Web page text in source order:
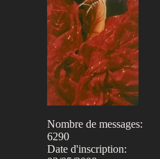
Nombre de messages:
6290
Date d'inscription: